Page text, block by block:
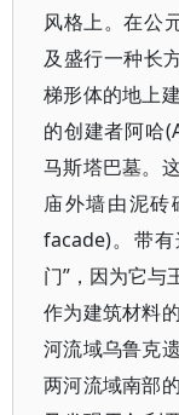
风格上。在公
及盛行一种长
梯形体的地上
的创建者阿哈
马斯塔巴墓。
庙外墙由泥砖
facade)。带
门”，因为它与
作为建筑材料
河流域乌鲁克
两河流域南部